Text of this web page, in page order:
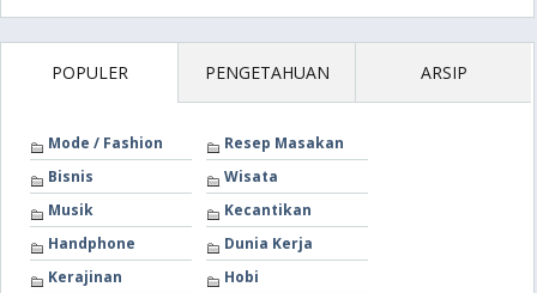
POPULER PENGETAHUAN ARSIP
Mode / Fashion
Resep Masakan
Bisnis
Wisata
Musik
Kecantikan
Handphone
Dunia Kerja
Kerajinan
Hobi